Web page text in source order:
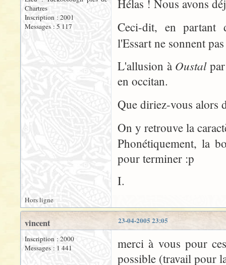
Chartres
Inscription : 2001
Messages : 5 117
Hélas ! Nous avons
Ceci-dit, en partant
l'Essart ne sonnent
L'allusion à Oustalpar
en occitan.
Que diriez-vous alors
On y retrouve la
Phonétiquement, la
pour terminer :p
I.
Hors ligne
23-04-2005 23:05
vincent
Inscription : 2000
Messages : 1 441
merci à vous pour
possible (travail pour